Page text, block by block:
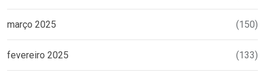
março 2025 (150)
fevereiro 2025 (133)